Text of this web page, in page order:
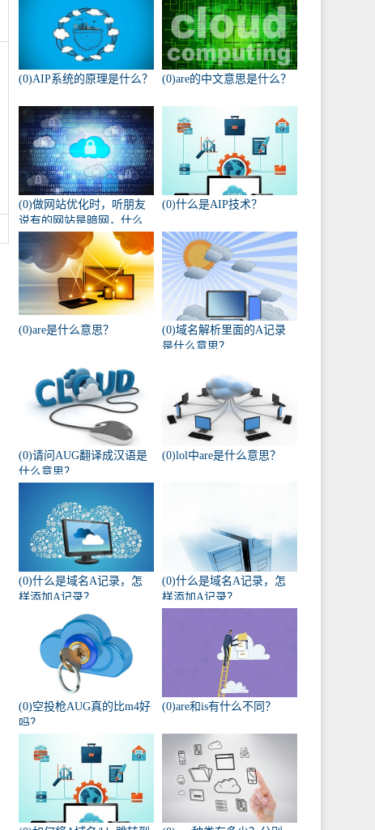
(0)AIP系统的原理是什么？ (0)are的中文意思是什么？
(0)做网站优化时，听朋友
说有的网站是暗网，什么
叫暗网啊？
(0)什么是AIP技术？
(0)are是什么意思？
(0)域名解析里面的A记录
是什么意思？
(0)请问AUG翻译成汉语是
什么意思？
(0)lol中are是什么意思？
(0)什么是域名A记录，怎
样添加A记录？
(0)什么是域名A记录，怎
样添加A记录？
(0)空投枪AUG真的比m4好
吗？
(0)are和is有什么不同？